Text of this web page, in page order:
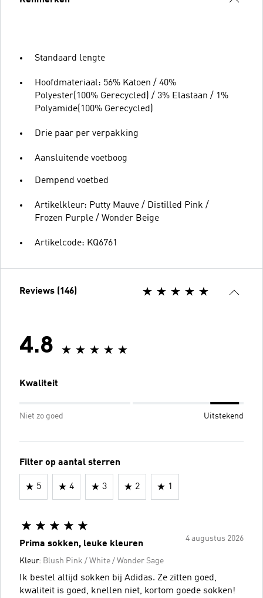
Standaard lengte
Hoofdmateriaal: 56% Katoen / 40%
Polyester(100% Gerecycled) / 3% Elastaan / 1%
Polyamide(100% Gerecycled)
Drie paar per verpakking
Aansluitende voetboog
Dempend voetbed
Artikelkleur: Putty Mauve / Distilled Pink /
Frozen Purple / Wonder Beige
Artikelcode: KQ6761
Reviews (146)
4.8
Kwaliteit
Niet zo goed Uitstekend
Filter op aantal sterren
5 4 3 2 1
4 augustus 2026
Prima sokken, leuke kleuren
Kleur: Blush Pink / White / Wonder Sage
Ik bestel altijd sokken bij Adidas. Ze zitten goed,
kwaliteit is goed, knellen niet, kortom goede sokken!